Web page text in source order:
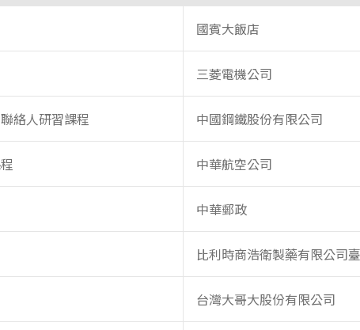
國賓大飯店
三菱電機公司
絡人研習課程 中國鋼鐵股份有限公司
中華航空公司
中華郵政
比利時商浩衛製藥有限公司
台灣大哥大股份有限公司